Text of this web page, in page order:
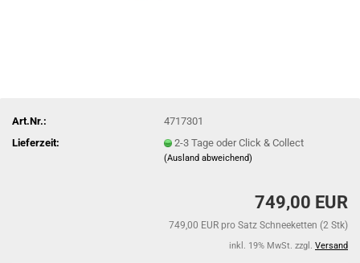
Art.Nr.:
4717301
Lieferzeit:
2-3 Tage oder Click & Collect
(Ausland abweichend)
749,00 EUR
749,00 EUR pro Satz Schneeketten (2 Stk)
inkl. 19% MwSt. zzgl. Versand